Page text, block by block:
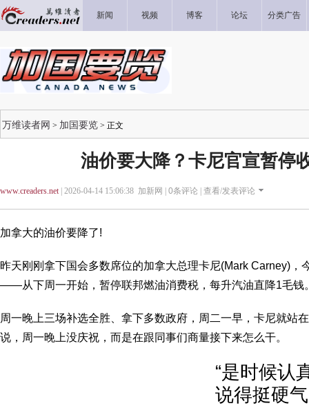
新闻 视频 博客 论坛 分类广告
万维读者网 > 加国要览 > 正文
油价要大降？卡尼官宣暂停
www.creaders.net| 2026-04-14 15:06:38 加新网 | 0条评论 | 查看/发表评论
加拿大的油价要降了!
昨天刚刚拿下国会多数席位的加拿大总理卡尼(Mark Carney)，
——从下周一开始，暂停联邦燃油消费税，每升汽油直降1毛钱
周一晚上三场补选全胜、拿下多数政府，周二一早，卡尼就站
说，周一晚上没庆祝，而是在跟同事们商量接下来怎么干。
“是时候认
说得挺硬